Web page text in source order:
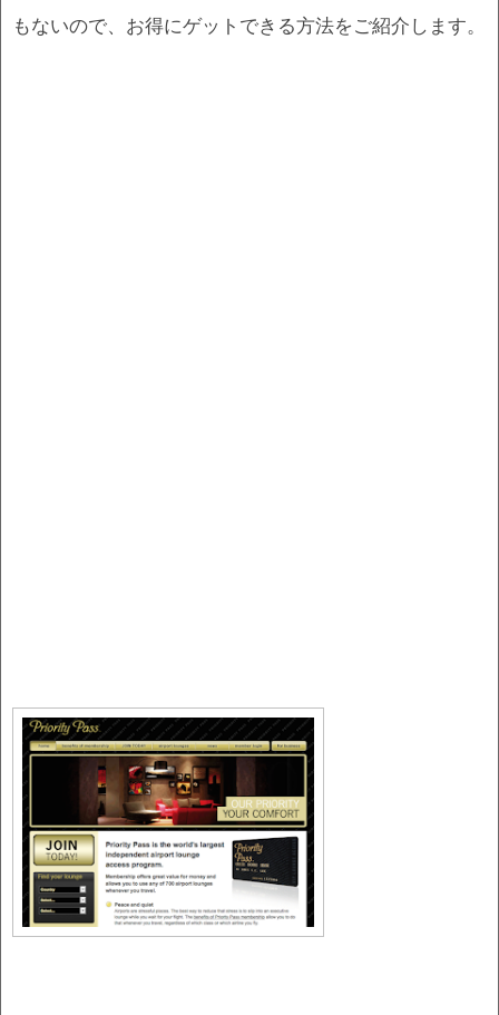
もないので、お得にゲットできる方法をご紹介します。